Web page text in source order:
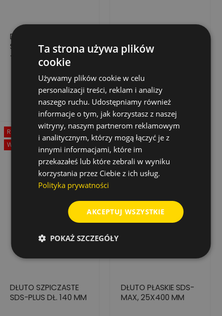
DŁUTO SZPICZASTE
SDS-PLUS DŁ. 250 MM
- 20 SZT.
podstawowa
816,60 zł
Dodaj do koszyka
MAX, 32X300 MM
Dodaj do koszyka
-50%
Rabat
Wyprzedaż!
DŁUTO SZPICZASTE
SDS-PLUS DŁ. 140 MM
DŁUTO PŁASKIE SDS-
MAX, 25X400 MM
Ta strona używa plików
cookie
Używamy plików cookie w celu
personalizacji treści, reklam i analizy
naszego ruchu. Udostępniamy również
informacje o tym, jak korzystasz z naszej
witryny, naszym partnerom reklamowym
i analitycznym, którzy mogą łączyć je z
innymi informacjami, które im
przekazałeś lub które zebrali w wyniku
korzystania przez Ciebie z ich usług.
Polityka prywatności
AKCEPTUJ WSZYSTKIE
POKAŻ SZCZEGÓŁY